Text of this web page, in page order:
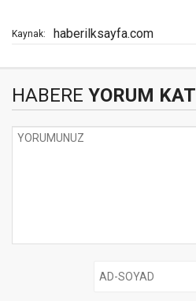
Kaynak: haberilksayfa.com
HABERE YORUM KAT